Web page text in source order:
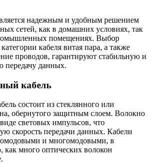
надежным и удобным решением
сетей, как в домашних условиях, так
помещениях. Выбор
кабеля витая пара, а также
проводов, гарантируют стабильную и
передачу данных.
кабель
состоит из стеклянного или
обернутого защитным слоем. Волокно
световых импульсов, что
скорость передачи данных. Кабели
и многомодовыми, в
как много оптических волокон